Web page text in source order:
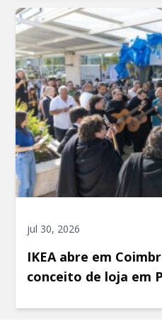
jul 30, 2026
IKEA abre em
conceito de loja em